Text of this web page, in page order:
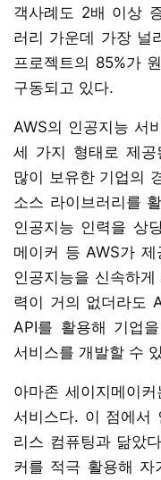
객사례도 2배 이상
러리 가운데 가장 널
프로젝트의 85%가
구동되고 있다.
AWS의 인공지능 서
세 가지 형태로 제
많이 보유한 기업의
소스 라이브러리를
인공지능 인력을 상
메이커 등 AWS가
인공지능을 신속하
력이 거의 없더라도
API를 활용해 기업
서비스를 개발할 수
아마존 세이지메이
서비스다. 이 점에서
리스 컴퓨팅과 닮았
커를 적극 활용해 자